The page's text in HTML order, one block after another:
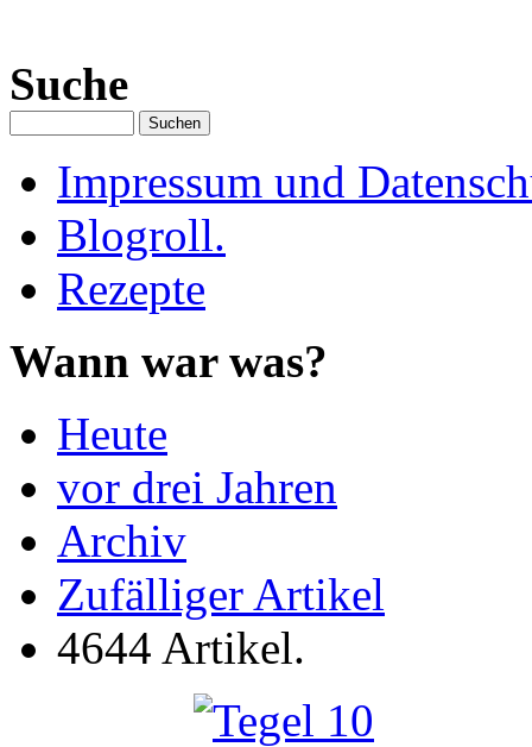
Suche
Impressum und
Blogroll.
Rezepte
Wann war was?
Heute
vor drei Jahren
Archiv
Zufälliger Artikel
4644 Artikel.